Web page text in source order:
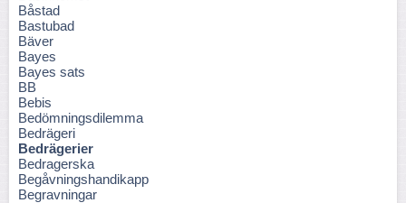
Båstad
Bastubad
Bäver
Bayes
Bayes sats
BB
Bebis
Bedömningsdilemma
Bedrägeri
Bedrägerier
Bedragerska
Begåvningshandikapp
Begravningar